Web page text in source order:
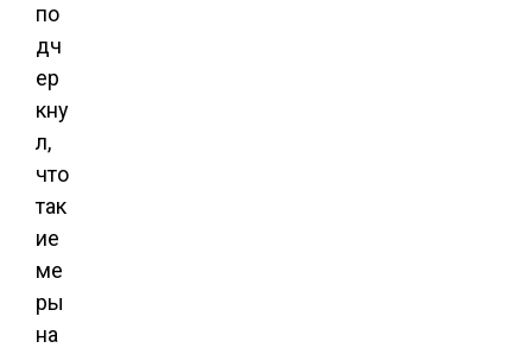
по
дч
ер
кну
л,
что
так
ие
ме
ры
на